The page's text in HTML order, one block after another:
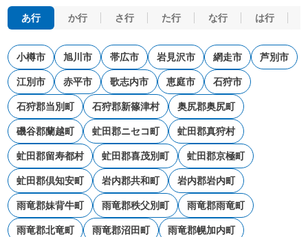
あ行 か行 さ行 た行 な行 は行
小樽市 旭川市 帯広市 岩見沢市 網走市 芦別市
江別市 赤平市 歌志内市 恵庭市 石狩市
石狩郡当別町 石狩郡新篠津村 奥尻郡奥尻町
磯谷郡蘭越町 虻田郡ニセコ町 虻田郡真狩村
虻田郡留寿都村 虻田郡喜茂別町 虻田郡京極町
虻田郡倶知安町 岩内郡共和町 岩内郡岩内町
雨竜郡妹背牛町 雨竜郡秩父別町 雨竜郡雨竜町
雨竜郡北竜町 雨竜郡沼田町 雨竜郡幌加内町